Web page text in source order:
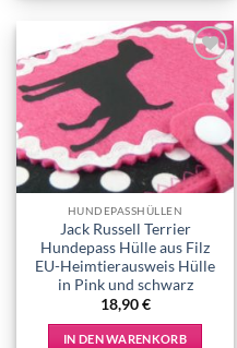
Add to
wishlist
HUNDEPASSHÜLLEN
Jack Russell Terrier
Hundepass Hülle aus Filz
EU-Heimtierausweis Hülle
in Pink und schwarz
18,90€
IN DEN WARENKORB